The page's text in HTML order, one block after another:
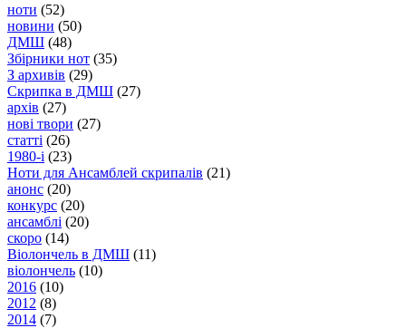
ноти (52)
новини (50)
ДМШ (48)
Збірники нот (35)
З архивів (29)
Скрипка в ДМШ (27)
архів (27)
нові твори (27)
статті (26)
1980-і (23)
Ноти для Ансамблей скрипалів (21)
анонс (20)
конкурс (20)
ансамблі (20)
скоро (14)
Віолончель в ДМШ (11)
віолончель (10)
2016 (10)
2012 (8)
2014 (7)